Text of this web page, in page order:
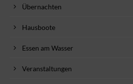
Übernachten
Hausboote
Essen am Wasser
Veranstaltungen